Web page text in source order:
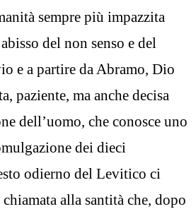
sempre più impazzita
del non senso e del
e a partire da Abramo, Dio
paziente, ma anche decisa
dell’uomo, che conosce uno
dei dieci
odierno del Levitico ci
alla santità che, dopo